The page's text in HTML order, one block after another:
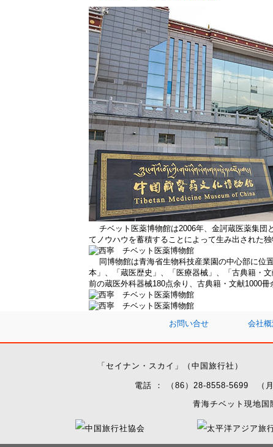
チベット医薬博物館は2006年、金訶蔵医薬集団
てノウハウを蓄積することによって生み出された独
同博物館は青海省生物科技産業園の中心部に位
本」、「蔵医歴史」、「医療器械」、「古典籍・
前の蔵医外科器械180点余り、古典籍・文献1000冊
お問い合せ 会社
「セイナン・スカイ」（中国旅行社）
電話 ： （86）28-8558-5699
青海チベット現地国